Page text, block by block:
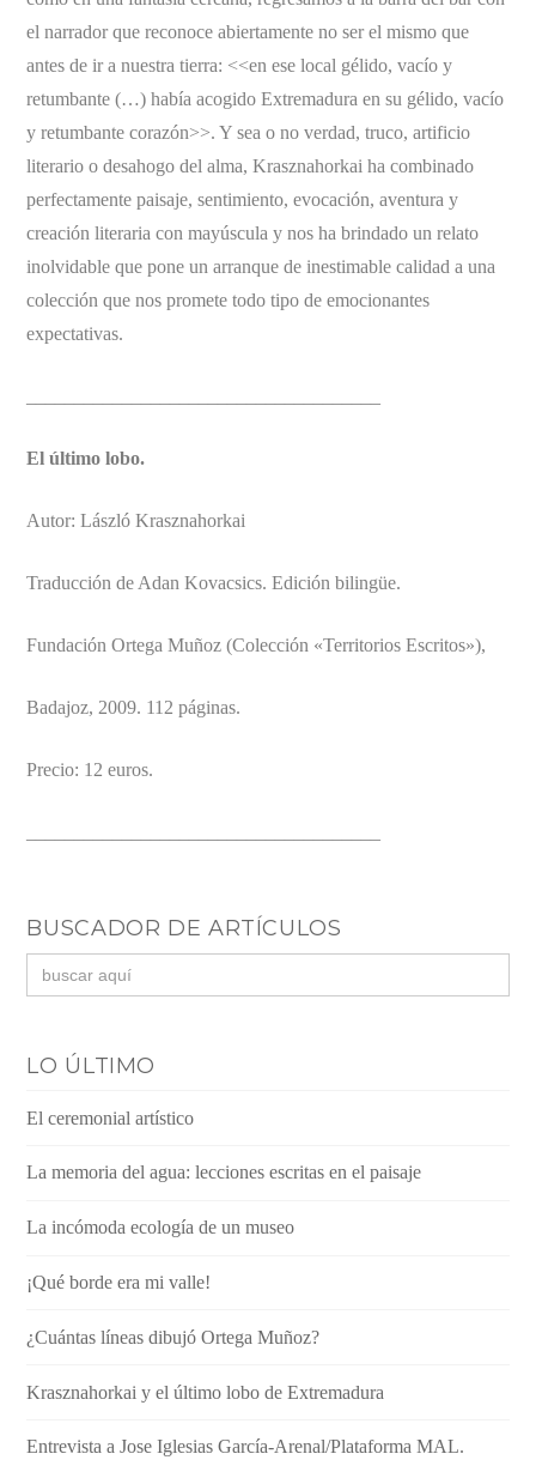
el narrador que reconoce abiertamente no ser el mismo que
antes de ir a nuestra tierra: <<en ese local gélido, vacío y
retumbante (…) había acogido Extremadura en su gélido, vacío
y retumbante corazón>>. Y sea o no verdad, truco, artificio
literario o desahogo del alma, Krasznahorkai ha combinado
perfectamente paisaje, sentimiento, evocación, aventura y
creación literaria con mayúscula y nos ha brindado un relato
inolvidable que pone un arranque de inestimable calidad a una
colección que nos promete todo tipo de emocionantes
expectativas.
El último lobo.
Autor: László Krasznahorkai
Traducción de Adan Kovacsics. Edición bilingüe.
Fundación Ortega Muñoz (Colección «Territorios Escritos»),
Badajoz, 2009. 112 páginas.
Precio: 12 euros.
BUSCADOR DE ARTÍCULOS
Buscar:
LO ÚLTIMO
El ceremonial artístico
La memoria del agua: lecciones escritas en el paisaje
La incómoda ecología de un museo
¡Qué borde era mi valle!
¿Cuántas líneas dibujó Ortega Muñoz?
Krasznahorkai y el último lobo de Extremadura
Entrevista a Jose Iglesias García-Arenal/Plataforma MAL.